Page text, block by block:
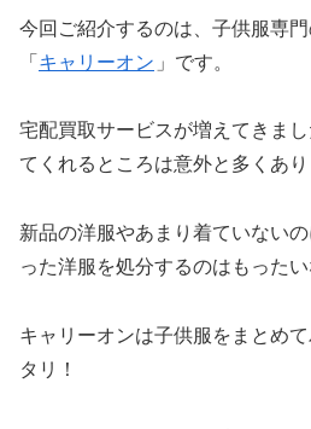
今回ご紹介するのは、子供服専
「 キャリーオン 」です。
宅配買取サービスが増えてきま
てくれるところは意外と多くあり
新品の洋服やあまり着ていない
った洋服を処分するのはもったい
キャリーオンは子供服をまとめ
タリ！